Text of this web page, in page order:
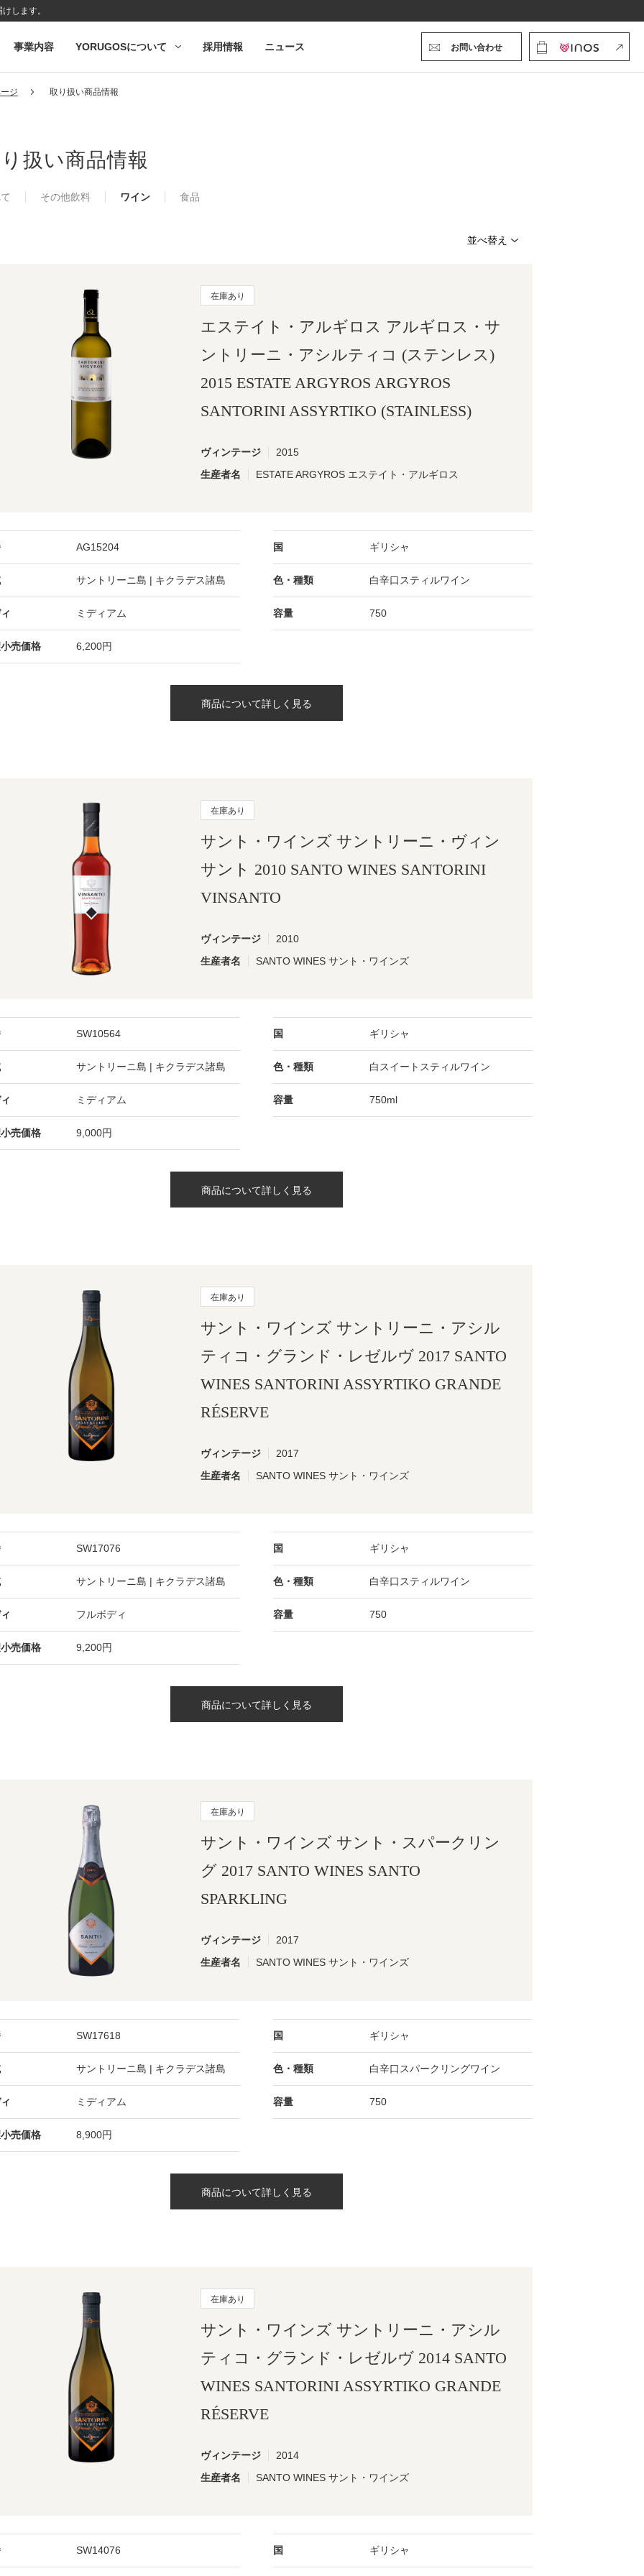
します。
事業内容 YORUGOSについて 採用情報 ニュース お問い合わせ
ジ 取り扱い商品情報
扱い商品情報
その他飲料 ワイン 食品
在庫あり
エステイト・アルギロス アルギロス・サ
ントリーニ・アシルティコ (ステンレス)
2015 ESTATE ARGYROS ARGYROS
SANTORINI ASSYRTIKO (STAINLESS)
ヴィンテージ
2015
生産者名
ESTATE ARGYROS エステイト・アルギロス
AG15204 国 ギリシャ
サントリーニ島 | キクラデス諸島 色・種類 白辛口スティルワイン
ミディアム 容量 750
売価格 6,200円
商品について詳しく見る
在庫あり
サント・ワインズ サントリーニ・ヴィン
サント 2010 SANTO WINES SANTORINI
VINSANTO
ヴィンテージ
2010
生産者名
SANTO WINES サント・ワインズ
SW10564 国 ギリシャ
サントリーニ島 | キクラデス諸島 色・種類 白スイートスティルワイン
ミディアム 容量 750ml
売価格 9,000円
商品について詳しく見る
在庫あり
サント・ワインズ サントリーニ・アシル
ティコ・グランド・レゼルヴ 2017 SANTO
WINES SANTORINI ASSYRTIKO GRANDE
RÉSERVE
ヴィンテージ
2017
生産者名
SANTO WINES サント・ワインズ
SW17076 国 ギリシャ
サントリーニ島 | キクラデス諸島 色・種類 白辛口スティルワイン
フルボディ 容量 750
売価格 9,200円
商品について詳しく見る
在庫あり
サント・ワインズ サント・スパークリン
グ 2017 SANTO WINES SANTO
SPARKLING
ヴィンテージ
2017
生産者名
SANTO WINES サント・ワインズ
SW17618 国 ギリシャ
サントリーニ島 | キクラデス諸島 色・種類 白辛口スパークリングワイン
ミディアム 容量 750
売価格 8,900円
商品について詳しく見る
在庫あり
サント・ワインズ サントリーニ・アシル
ティコ・グランド・レゼルヴ 2014 SANTO
WINES SANTORINI ASSYRTIKO GRANDE
RÉSERVE
ヴィンテージ
2014
生産者名
SANTO WINES サント・ワインズ
SW14076 国 ギリシャ